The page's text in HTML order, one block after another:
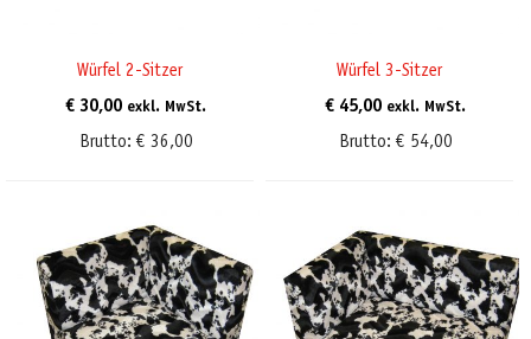
Würfel 2-Sitzer
€ 30,00 exkl. MwSt.
Brutto: € 36,00
Würfel 3-Sitzer
€ 45,00 exkl. MwSt.
Brutto: € 54,00